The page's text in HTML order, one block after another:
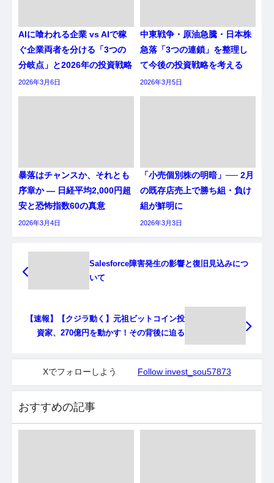
AIに喰われる企業 vs AIで稼
ぐ企業両者を分ける「3つの
分岐点」と2026年の投資戦略
2026年3月6日
中東戦争・原油急騰・日本株
急落「3つの連鎖」を整理し
て今後の投資戦略を考える
2026年3月5日
暴落はチャンスか、それとも
序章か ― 日経平均2,000円超
安と恐怖指数60の真意
2026年3月4日
「小売個別株の明暗」── 2月
の既存店売上で勝ち組・負け
組が鮮明に
2026年3月3日
Salesforce障害発生の影響と復旧見込みにつ
いて
【速報】【クジラ動く】元祖ビットコイン投
資家、270億円を動かす！その背後に迫る
Xでフォローしよう Follow invest_sou57873
おすすめの記事